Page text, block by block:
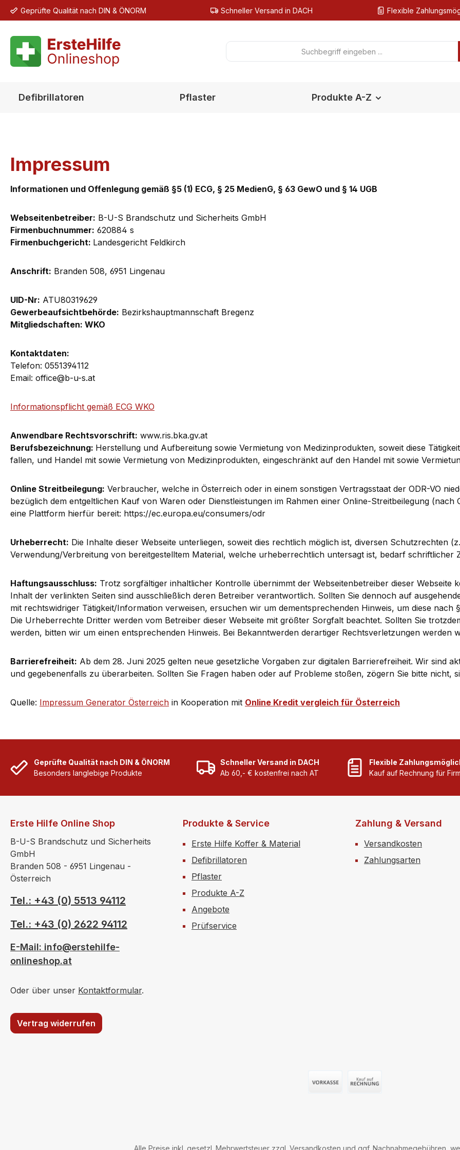
Hauptinhalt springen
Zur Suche springen
Zur Hauptnavigation springen
Geprüfte Qualität nach DIN & ÖNORM Schneller Versand in DACH Flexible
Defibrillatoren Pflaster Produkte A-Z
Impressum
Informationen und Offenlegung gemäß §5 (1) ECG, § 25 MedienG, § 63 GewO und § 14 UGB
Webseitenbetreiber: B-U-S Brandschutz und Sicherheits GmbH
Firmenbuchnummer: 620884 s
Firmenbuchgericht: Landesgericht Feldkirch
Anschrift: Branden 508, 6951 Lingenau
UID-Nr: ATU80319629
Gewerbeaufsichtbehörde: Bezirkshauptmannschaft Bregenz
Mitgliedschaften: WKO
Kontaktdaten:
Telefon: 0551394112
Email: office@b-u-s.at
Informationspflicht gemäß ECG WKO
Anwendbare Rechtsvorschrift: www.ris.bka.gv.at
Berufsbezeichnung: Herstellung und Aufbereitung sowie Vermietung von Medizinprodukten, soweit diese
fallen, und Handel mit sowie Vermietung von Medizinprodukten, eingeschränkt auf den Handel mit sowie
Online Streitbeilegung: Verbraucher, welche in Österreich oder in einem sonstigen Vertragsstaat der ODR-VO
bezüglich dem entgeltlichen Kauf von Waren oder Dienstleistungen im Rahmen einer Online-Streitbeilegung (nach
eine Plattform hierfür bereit: https://ec.europa.eu/consumers/odr
Urheberrecht: Die Inhalte dieser Webseite unterliegen, soweit dies rechtlich möglich ist, diversen Schutzrechten
Verwendung/Verbreitung von bereitgestelltem Material, welche urheberrechtlich untersagt ist, bedarf schriftlicher
Haftungsausschluss: Trotz sorgfältiger inhaltlicher Kontrolle übernimmt der Webseitenbetreiber dieser Webseite
Inhalt der verlinkten Seiten sind ausschließlich deren Betreiber verantwortlich. Sollten Sie dennoch auf
mit rechtswidriger Tätigkeit/Information verweisen, ersuchen wir um dementsprechenden Hinweis, um diese nach
Die Urheberrechte Dritter werden vom Betreiber dieser Webseite mit größter Sorgfalt beachtet. Sollten Sie
werden, bitten wir um einen entsprechenden Hinweis. Bei Bekanntwerden derartiger Rechtsverletzungen werden
Barrierefreiheit: Ab dem 28. Juni 2025 gelten neue gesetzliche Vorgaben zur digitalen Barrierefreiheit. Wir sind
und gegebenenfalls zu überarbeiten. Sollten Sie Fragen haben oder auf Probleme stoßen, zögern Sie bitte nicht,
Quelle: Impressum Generator Österreich in Kooperation mit Online Kredit vergleich für Österreich
Geprüfte Qualität nach DIN & ÖNORM
Besonders langlebige Produkte
Schneller Versand in DACH
Ab 60,- € kostenfrei nach AT
Flexible
Kauf auf Rechnung für
Erste Hilfe Online Shop
B-U-S Brandschutz und Sicherheits
GmbH
Branden 508 - 6951 Lingenau -
Österreich
Tel.: +43 (0) 5513 94112
Tel.: +43 (0) 2622 94112
E-Mail: info@erstehilfe-
onlineshop.at
Oder über unser Kontaktformular.
Vertrag widerrufen
Produkte & Service
Erste Hilfe Koffer & Material
Defibrillatoren
Pflaster
Produkte A-Z
Angebote
Prüfservice
Zahlung & Versand
Versandkosten
Zahlungsarten
Alle Preise inkl. gesetzl. Mehrwertsteuer zzgl. Versandkosten und ggf. Nachnahmegebühren,